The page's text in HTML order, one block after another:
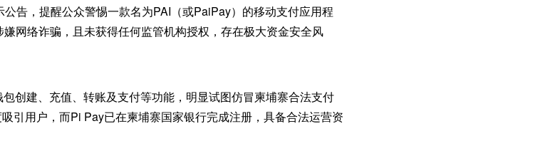
告，提醒公众警惕一款名为PAI（或PaiPay）的移动支付应用程
网络诈骗，且未获得任何监管机构授权，存在极大资金安全风
创建、充值、转账及支付等功能，明显试图仿冒柬埔寨合法支付
引用户，而Pi Pay已在柬埔寨国家银行完成注册，具备合法运营资